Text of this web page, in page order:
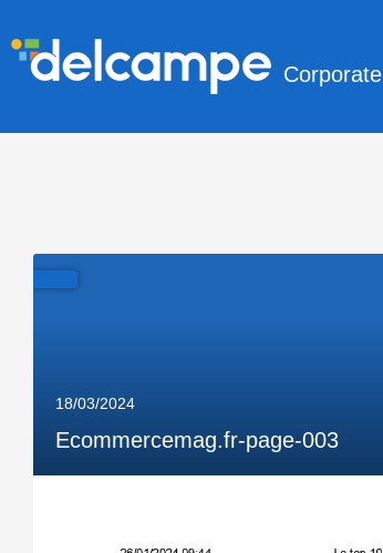
Corporate
18/03/2024
Ecommercemag.fr-page-003